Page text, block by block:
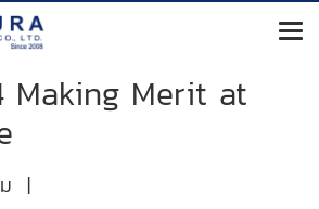
Making Merit at
|